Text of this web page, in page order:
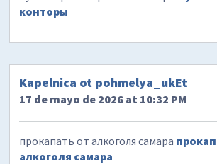
конторы
Kapelnica ot pohmelya_ukEt
17 de mayo de 2026 at 10:32 PM
прокапать от алкоголя самара
алкоголя самара